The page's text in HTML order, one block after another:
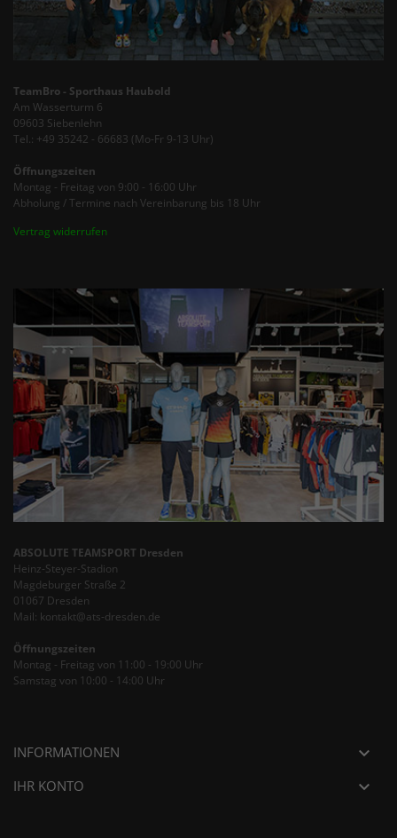
TeamBro - Sporthaus Haubold
Am Wasserturm 6
09603 Siebenlehn
Tel.: +49 35242 - 66683 (Mo-Fr 9-13 Uhr)
Öffnungszeiten
Montag - Freitag von 9:00 - 16:00 Uhr
Abholung / Termine nach Vereinbarung bis 18 Uhr
Vertrag widerrufen
ABSOLUTE TEAMSPORT Dresden
Heinz-Steyer-Stadion
Magdeburger Straße 2
01067 Dresden
Mail: kontakt@ats-dresden.de
Öffnungszeiten
Montag - Freitag von 11:00 - 19:00 Uhr
Samstag von 10:00 - 14:00 Uhr
INFORMATIONEN 
IHR KONTO 